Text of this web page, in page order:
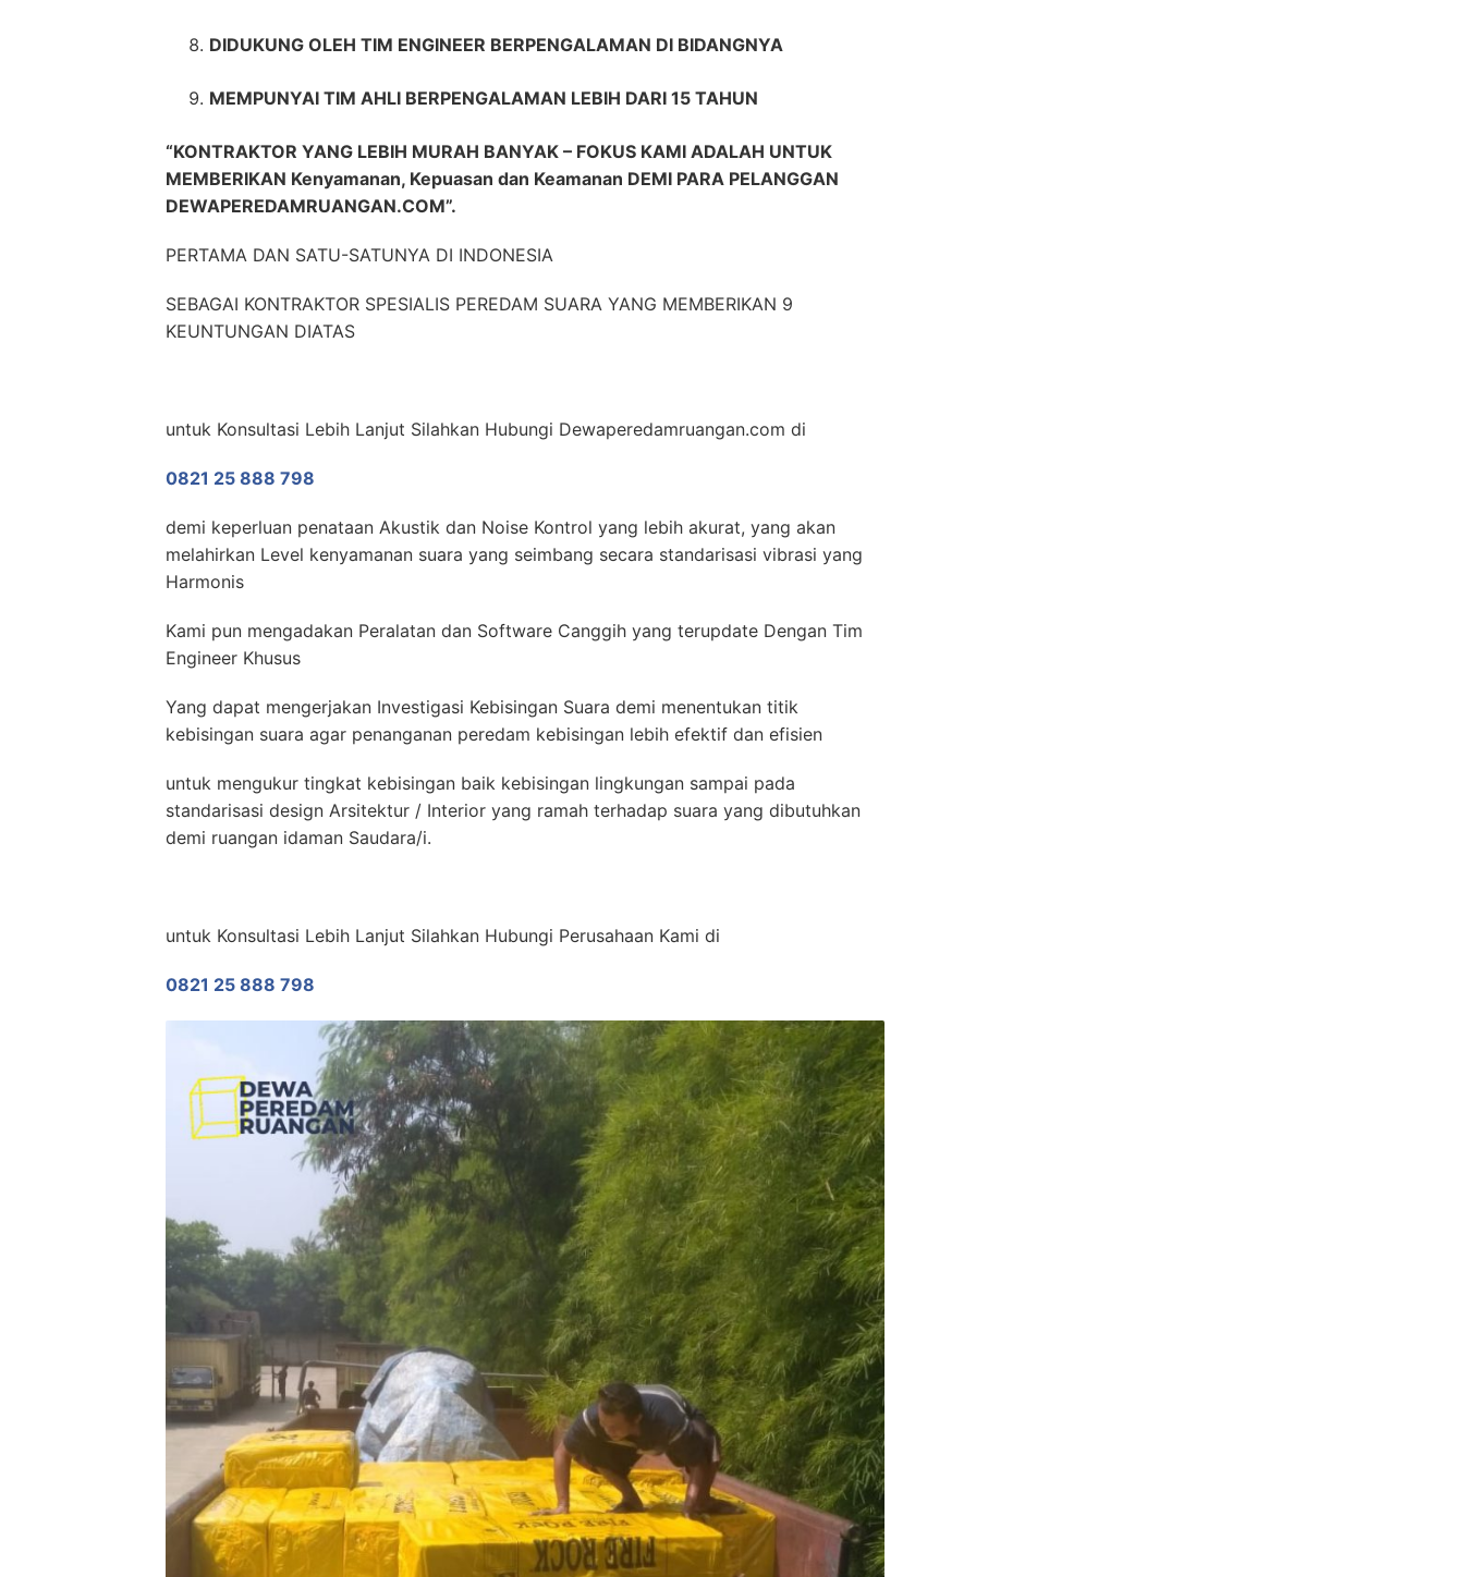
DIDUKUNG OLEH TIM ENGINEER BERPENGALAMAN DI BIDANGNYA
MEMPUNYAI TIM AHLI BERPENGALAMAN LEBIH DARI 15 TAHUN
“KONTRAKTOR YANG LEBIH MURAH BANYAK – FOKUS KAMI ADALAH UNTUK
MEMBERIKAN Kenyamanan, Kepuasan dan Keamanan DEMI PARA PELANGGAN
DEWAPEREDAMRUANGAN.COM”.
PERTAMA DAN SATU-SATUNYA DI INDONESIA
SEBAGAI KONTRAKTOR SPESIALIS PEREDAM SUARA YANG MEMBERIKAN 9
KEUNTUNGAN DIATAS
untuk Konsultasi Lebih Lanjut Silahkan Hubungi Dewaperedamruangan.com di
0821 25 888 798
demi keperluan penataan Akustik dan Noise Kontrol yang lebih akurat, yang akan
melahirkan Level kenyamanan suara yang seimbang secara standarisasi vibrasi yang
Harmonis
Kami pun mengadakan Peralatan dan Software Canggih yang terupdate Dengan Tim
Engineer Khusus
Yang dapat mengerjakan Investigasi Kebisingan Suara demi menentukan titik
kebisingan suara agar penanganan peredam kebisingan lebih efektif dan efisien
untuk mengukur tingkat kebisingan baik kebisingan lingkungan sampai pada
standarisasi design Arsitektur / Interior yang ramah terhadap suara yang dibutuhkan
demi ruangan idaman Saudara/i.
untuk Konsultasi Lebih Lanjut Silahkan Hubungi Perusahaan Kami di
0821 25 888 798